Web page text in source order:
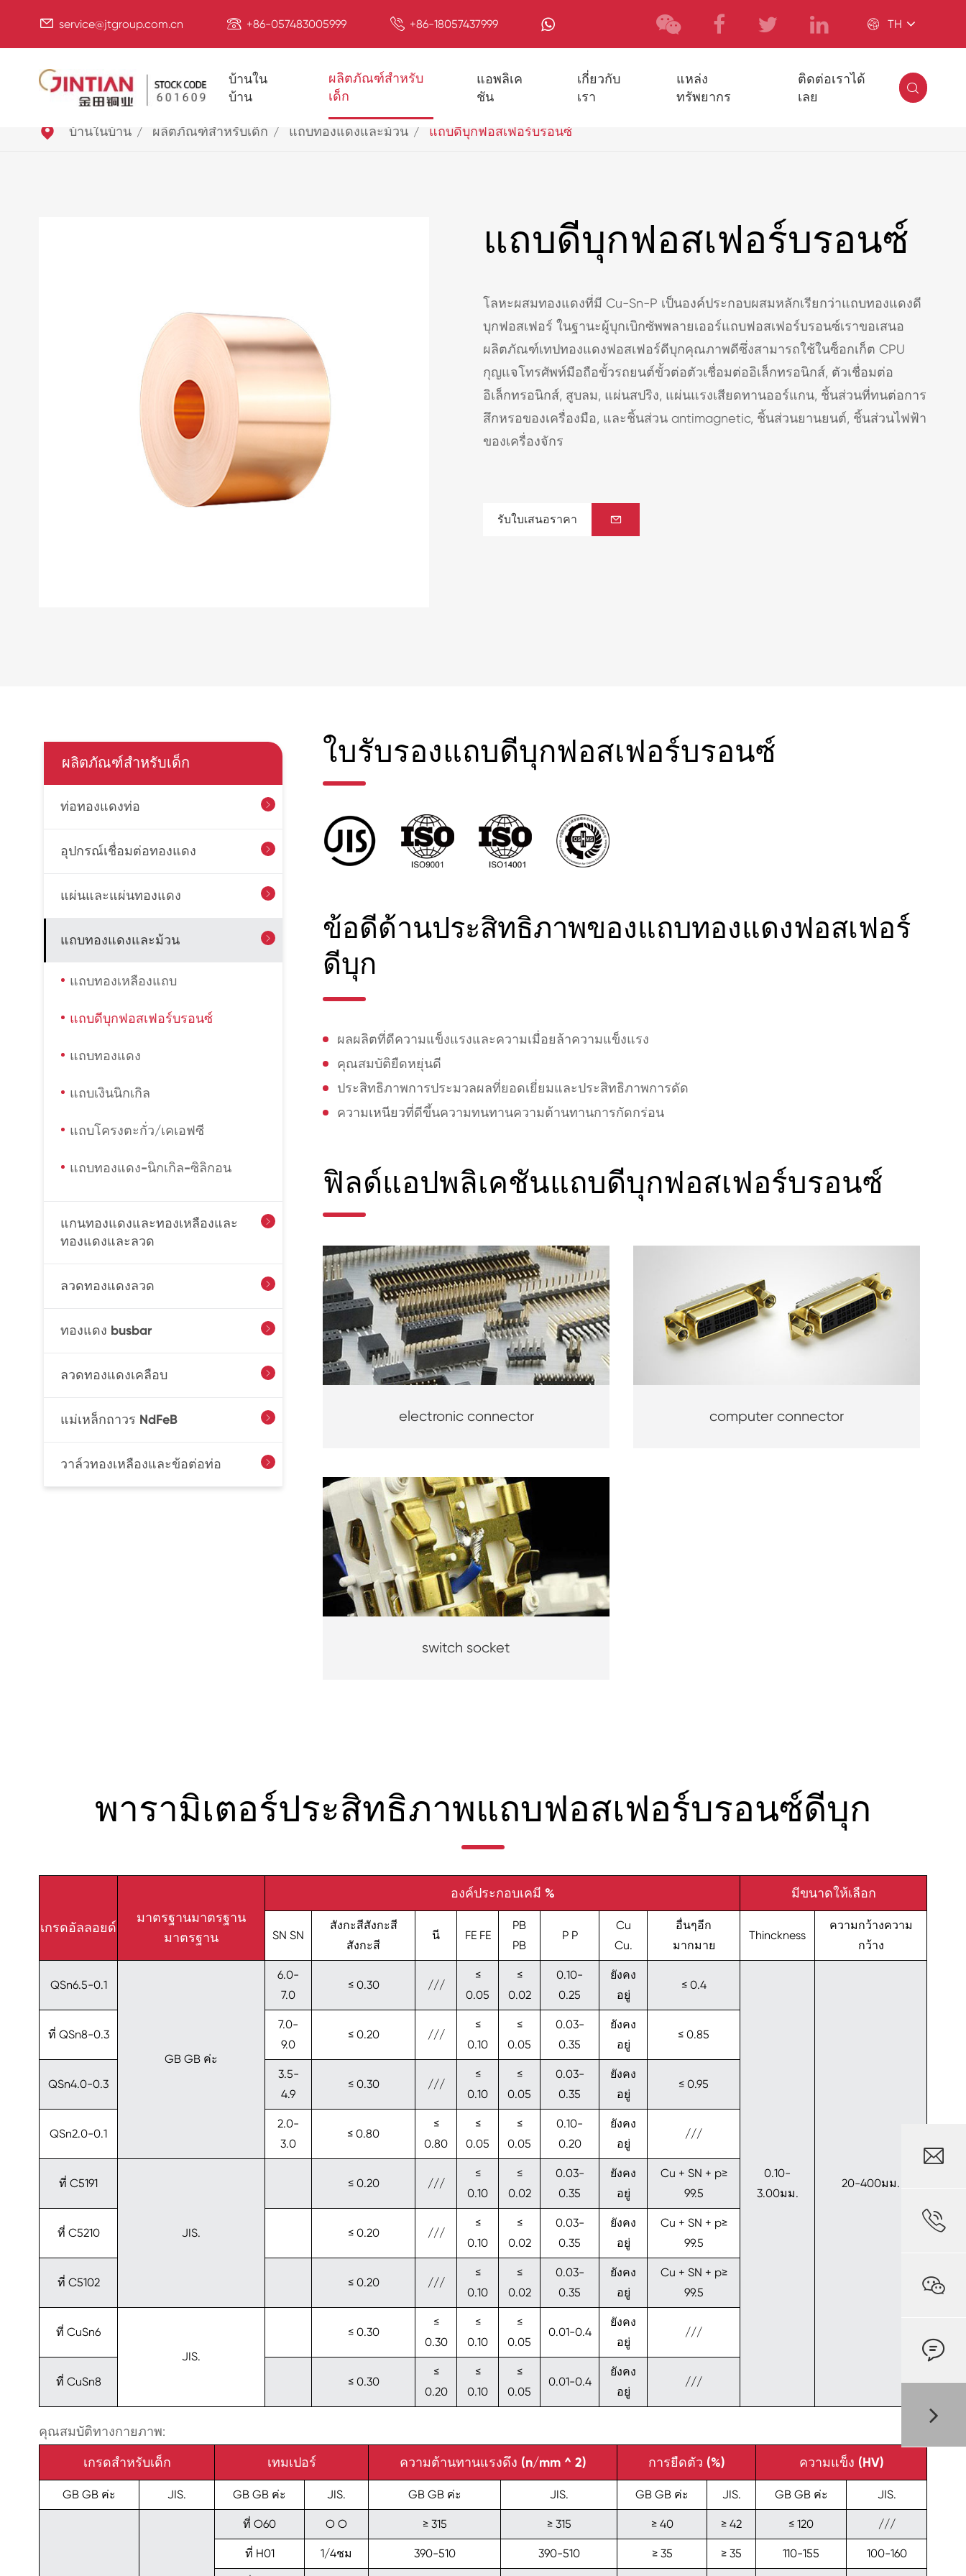
 service@jtgroup.com.cn  +86-057483005999  +86-18057437999  TH
บ้านใน
บ้าน
ผลิตภัณฑ์สำหรับ
เด็ก
แอพลิเค
ชัน
เกี่ยวกับ
เรา
แหล่ง
ทรัพยากร
ติดต่อเราได้
เลย

 บ้านในบ้าน ผลิตภัณฑ์สำหรับเด็ก แถบทองแดงและม้วน แถบดีบุกฟอสเฟอร์บรอนซ์
แถบดีบุกฟอสเฟอร์บรอนซ์
โลหะผสมทองแดงที่มี Cu-Sn-P เป็นองค์ประกอบผสมหลักเรียกว่าแถบทองแดงดี
บุกฟอสเฟอร์ ในฐานะผู้บุกเบิกซัพพลายเออร์แถบฟอสเฟอร์บรอนซ์เราขอเสนอ
ผลิตภัณฑ์เทปทองแดงฟอสเฟอร์ดีบุกคุณภาพดีซึ่งสามารถใช้ในซ็อกเก็ต CPU
กุญแจโทรศัพท์มือถือขั้วรถยนต์ขั้วต่อตัวเชื่อมต่ออิเล็กทรอนิกส์, ตัวเชื่อมต่อ
อิเล็กทรอนิกส์, สูบลม, แผ่นสปริง, แผ่นแรงเสียดทานออร์แกน, ชิ้นส่วนที่ทนต่อการ
สึกหรอของเครื่องมือ, และชิ้นส่วน antimagnetic, ชิ้นส่วนยานยนต์, ชิ้นส่วนไฟฟ้า
ของเครื่องจักร
รับใบเสนอราคา 
ผลิตภัณฑ์สำหรับเด็ก
ท่อทองแดงท่อ 
อุปกรณ์เชื่อมต่อทองแดง 
แผ่นและแผ่นทองแดง 
แถบทองแดงและม้วน 
แถบทองเหลืองแถบ
แถบดีบุกฟอสเฟอร์บรอนซ์
แถบทองแดง
แถบเงินนิกเกิล
แถบโครงตะกั่ว/เคเอฟซี
แถบทองแดง-นิกเกิล-ซิลิกอน
แกนทองแดงและทองเหลืองและ
ทองแดงและลวด

ลวดทองแดงลวด 
ทองแดง busbar 
ลวดทองแดงเคลือบ 
แม่เหล็กถาวร NdFeB 
วาล์วทองเหลืองและข้อต่อท่อ 
ใบรับรองแถบดีบุกฟอสเฟอร์บรอนซ์
ข้อดีด้านประสิทธิภาพของแถบทองแดงฟอสเฟอร์
ดีบุก
ผลผลิตที่ดีความแข็งแรงและความเมื่อยล้าความแข็งแรง
คุณสมบัติยืดหยุ่นดี
ประสิทธิภาพการประมวลผลที่ยอดเยี่ยมและประสิทธิภาพการดัด
ความเหนียวที่ดีขึ้นความทนทานความต้านทานการกัดกร่อน
ฟิลด์แอปพลิเคชันแถบดีบุกฟอสเฟอร์บรอนซ์
electronic connector computer connector
switch socket
พารามิเตอร์ประสิทธิภาพแถบฟอสเฟอร์บรอนซ์ดีบุก
เกรดอัลลอยด์
มาตรฐานมาตรฐาน
มาตรฐาน
องค์ประกอบเคมี % มีขนาดให้เลือก
SN SN
สังกะสีสังกะสี
สังกะสี
นี FE FE
PB
PB
P P
Cu
Cu.
อื่นๆอีก
มากมาย
Thinckness
ความกว้างความ
กว้าง
QSn6.5-0.1
GB GB ค่ะ
6.0-
7.0
≤ 0.30 ///
≤
0.05
≤
0.02
0.10-
0.25
ยังคง
อยู่
≤ 0.4
0.10-
3.00มม.
20-400มม.
ที่ QSn8-0.3
7.0-
9.0
≤ 0.20 ///
≤
0.10
≤
0.05
0.03-
0.35
ยังคง
อยู่
≤ 0.85
QSn4.0-0.3
3.5-
4.9
≤ 0.30 ///
≤
0.10
≤
0.05
0.03-
0.35
ยังคง
อยู่
≤ 0.95
QSn2.0-0.1
2.0-
3.0
≤ 0.80
≤
0.80
≤
0.05
≤
0.05
0.10-
0.20
ยังคง
อยู่
///
ที่ C5191
JIS.
≤ 0.20 ///
≤
0.10
≤
0.02
0.03-
0.35
ยังคง
อยู่
Cu + SN + p≥
99.5
ที่ C5210 ≤ 0.20 ///
≤
0.10
≤
0.02
0.03-
0.35
ยังคง
อยู่
Cu + SN + p≥
99.5
ที่ C5102 ≤ 0.20 ///
≤
0.10
≤
0.02
0.03-
0.35
ยังคง
อยู่
Cu + SN + p≥
99.5
ที่ CuSn6
JIS.
≤ 0.30
≤
0.30
≤
0.10
≤
0.05
0.01-0.4
ยังคง
อยู่
///
ที่ CuSn8 ≤ 0.30
≤
0.20
≤
0.10
≤
0.05
0.01-0.4
ยังคง
อยู่
///
คุณสมบัติทางกายภาพ:
เกรดสำหรับเด็ก เทมเปอร์ ความต้านทานแรงดึง (n/mm ^ 2) การยืดตัว (%) ความแข็ง (HV)
GB GB ค่ะ JIS. GB GB ค่ะ JIS. GB GB ค่ะ JIS. GB GB ค่ะ JIS. GB GB ค่ะ JIS.
ที่ O60 O O ≥ 315 ≥ 315 ≥ 40 ≥ 42 ≤ 120 ///
ที่ H01 1/4ชม 390-510 390-510 ≥ 35 ≥ 35 110-155 100-160



